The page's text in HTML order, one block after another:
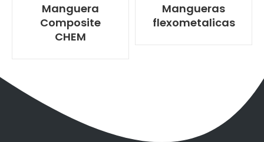
Manguera
Composite
CHEM
Mangueras
flexometalicas